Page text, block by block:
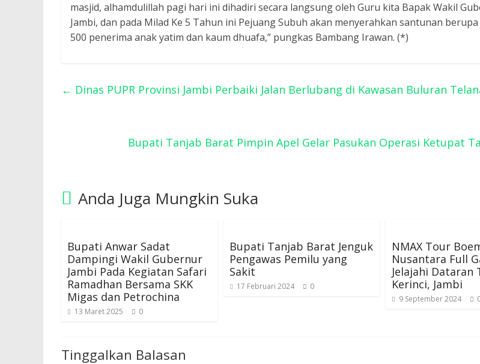
masjid, alhamdulillah pagi hari ini dihadiri secara langsung oleh Guru kita Bapak Wakil
Jambi, dan pada Milad Ke 5 Tahun ini Pejuang Subuh akan menyerahkan santunan
500 penerima anak yatim dan kaum dhuafa,” pungkas Bambang Irawan. (*)
← Dinas PUPR Provinsi Jambi Perbaiki Jalan Berlubang di Kawasan Buluran
Bupati Tanjab Barat Pimpin Apel Gelar Pasukan Operasi Ketupat
Anda Juga Mungkin Suka
Bupati Anwar Sadat
Dampingi Wakil Gubernur
Jambi Pada Kegiatan Safari
Ramadhan Bersama SKK
Migas dan Petrochina
13 Maret 2025 0
Bupati Tanjab Barat Jenguk
Pengawas Pemilu yang
Sakit
17 Februari 2024 0
NMAX Tour
Nusantara Full
Jelajahi Dataran
Kerinci, Jambi
9 September 2024
Tinggalkan Balasan